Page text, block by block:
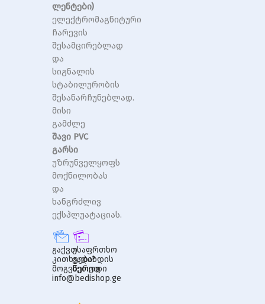
ლენტები)
ელექტრომაგნიტური
ჩარევის
შესამცირებლად
და
სიგნალის
სტაბილურობის
შესანარჩუნებლად.
მისი
გამძლე
შავი PVC
გარსი
უზრუნველყოფს
მოქნილობას
და
ხანგრძლივ
ექსპლუატაციას.
გაქვთ
კითხვები?
მოგვწერეთ
info@bedishop.ge
უსაფრთხო
გადახდის
მეთოდი